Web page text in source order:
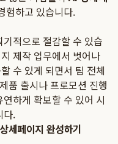
험하고 있습니다.
적으로 절감할 수 있습
제작 업무에서 벗어나
수 있게 되면서 팀 전체
품 출시나 프로모션 진행
하게 확보할 수 있어 시
다.
페이지 완성하기